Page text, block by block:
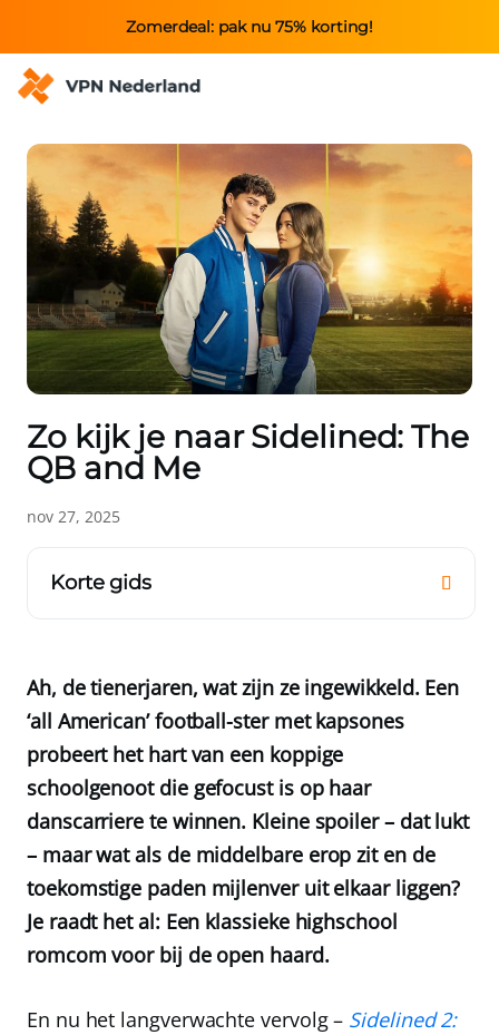
Zomerdeal: pak nu 75% korting!
Zo kijk je naar Sidelined: The
QB and Me
nov 27, 2025
Korte gids
Ah, de tienerjaren, wat zijn ze ingewikkeld. Een
‘all American’ football-ster met kapsones
probeert het hart van een koppige
schoolgenoot die gefocust is op haar
danscarriere te winnen. Kleine spoiler – dat lukt
– maar wat als de middelbare erop zit en de
toekomstige paden mijlenver uit elkaar liggen?
Je raadt het al: Een klassieke highschool
romcom voor bij de open haard.
En nu het langverwachte vervolg – Sidelined 2: